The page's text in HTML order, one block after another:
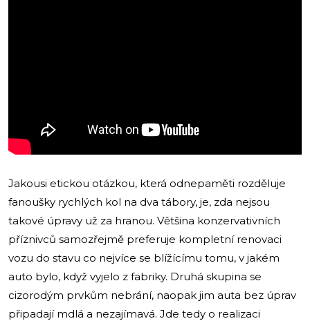
Jakousi etickou otázkou, která odnepaměti rozděluje
fanoušky rychlých kol na dva tábory, je, zda nejsou
takové úpravy už za hranou. Většina konzervativních
příznivců samozřejmě preferuje kompletní renovaci
vozu do stavu co nejvíce se blížícímu tomu, v jakém
auto bylo, když vyjelo z fabriky. Druhá skupina se
cizorodým prvkům nebrání, naopak jim auta bez úprav
připadají mdlá a nezajímavá. Jde tedy o realizaci